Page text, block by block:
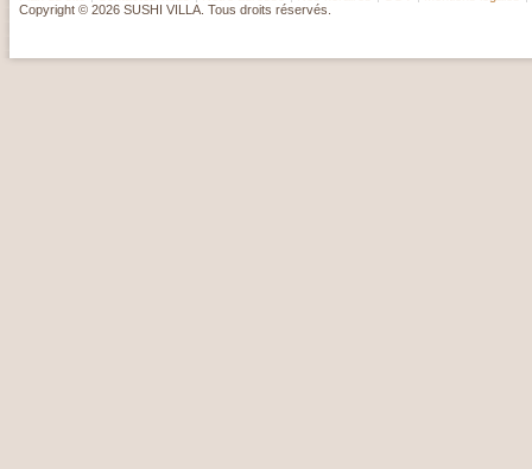
Copyright © 2026 SUSHI VILLA. Tous droits réservés.